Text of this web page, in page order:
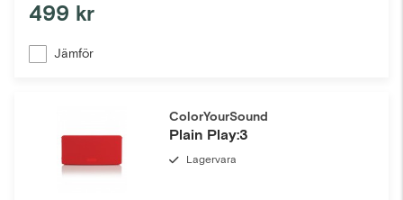
499 kr
Jämför
ColorYourSound
Plain Play:3
Lagervara